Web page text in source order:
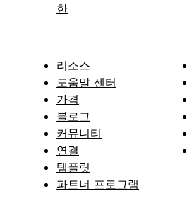
한
리소스
도움말 센터
가격
블로그
커뮤니티
연결
템플릿
파트너 프로그램